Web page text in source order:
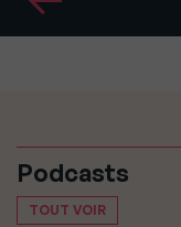
Podcasts
TOUT VOIR